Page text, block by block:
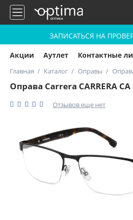
ЗАПИСАТЬСЯ НА
Акции Аутлет Контактные
Главная Каталог Оправы
Оправа Carrera CARRERA
Отзывов еще нет